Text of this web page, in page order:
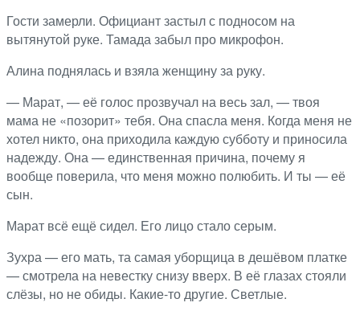
Гости замерли. Официант застыл с подносом на
вытянутой руке. Тамада забыл про микрофон.
Алина поднялась и взяла женщину за руку.
— Марат, — её голос прозвучал на весь зал, — твоя
мама не «позорит» тебя. Она спасла меня. Когда меня не
хотел никто, она приходила каждую субботу и приносила
надежду. Она — единственная причина, почему я
вообще поверила, что меня можно полюбить. И ты — её
сын.
Марат всё ещё сидел. Его лицо стало серым.
Зухра — его мать, та самая уборщица в дешёвом платке
— смотрела на невестку снизу вверх. В её глазах стояли
слёзы, но не обиды. Какие-то другие. Светлые.